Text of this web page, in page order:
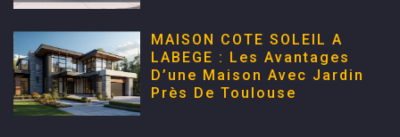
MAISON COTE SOLEIL A
LABEGE : Les Avantages
D’une Maison Avec Jardin
Près De Toulouse